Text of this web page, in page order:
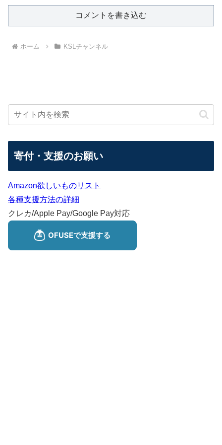
コメントを書き込む
ホーム KSLチャンネル
寄付・支援のお願い
Amazon欲しいものリスト
各種支援方法の詳細
クレカ/Apple Pay/Google Pay対応